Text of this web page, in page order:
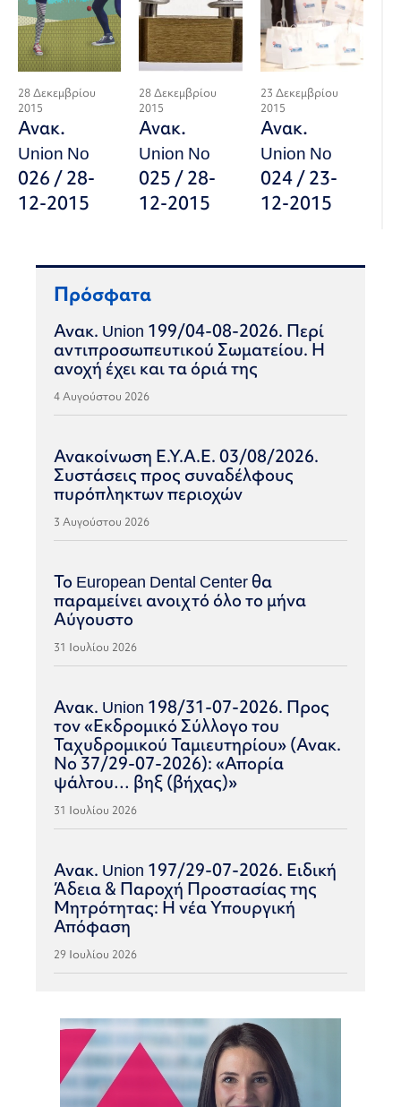
28 Δεκεμβρίου
2015
Ανακ.
Union No
026 / 28-
12-2015
28 Δεκεμβρίου
2015
Ανακ.
Union No
025 / 28-
12-2015
23 Δεκεμβρίου
2015
Ανακ.
Union No
024 / 23-
12-2015
Πρόσφατα
Ανακ. Union 199/04-08-2026. Περί
αντιπροσωπευτικού Σωματείου. Η
ανοχή έχει και τα όριά της
4 Αυγούστου 2026
Ανακοίνωση Ε.Υ.Α.Ε. 03/08/2026.
Συστάσεις προς συναδέλφους
πυρόπληκτων περιοχών
3 Αυγούστου 2026
Το European Dental Center θα
παραμείνει ανοιχτό όλο το μήνα
Αύγουστο
31 Ιουλίου 2026
Ανακ. Union 198/31-07-2026. Προς
τον «Εκδρομικό Σύλλογο του
Ταχυδρομικού Ταμιευτηρίου» (Ανακ.
Νο 37/29-07-2026): «Απορία
ψάλτου… βηξ (βήχας)»
31 Ιουλίου 2026
Ανακ. Union 197/29-07-2026. Ειδική
Άδεια & Παροχή Προστασίας της
Μητρότητας: Η νέα Υπουργική
Απόφαση
29 Ιουλίου 2026